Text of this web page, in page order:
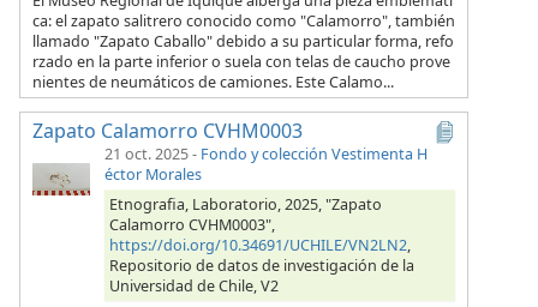
ca: el zapato salitrero conocido como "Calamorro", también
llamado "Zapato Caballo" debido a su particular forma, refo
rzado en la parte inferior o suela con telas de caucho prove
nientes de neumáticos de camiones. Este Calamo...
Zapato Calamorro CVHM0003
21 oct. 2025- Fondo y colección Vestimenta H
éctor Morales
Etnografia, Laboratorio, 2025, "Zapato
Calamorro CVHM0003",
https://doi.org/10.34691/UCHILE/VN2LN2,
Repositorio de datos de investigación de la
Universidad de Chile, V2